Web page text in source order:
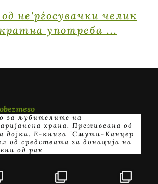
за љубителите на
храна. Преживеана од
дојка. E-книга "Смути-Канцер
од средствата за донација на
од рак